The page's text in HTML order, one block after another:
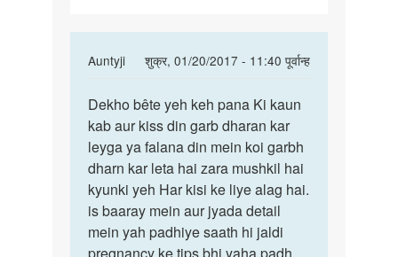
Auntyji
शुक्र, 01/20/2017 - 11:40 पूर्वान्ह
In
to
meri
mc
ki
date
4sep
hai
hum
Dekho
bête
yeh
keh
pana
Ki
Dekho bête yeh keh pana Ki kaun
kab aur kiss din garb dharan kar
leyga ya falana din mein koi garbh
dharn kar leta hai zara mushkil hai
kyunki yeh Har kisi ke liye alag hai.
is baaray mein aur jyada detail
mein yah padhiye saath hi jaldi